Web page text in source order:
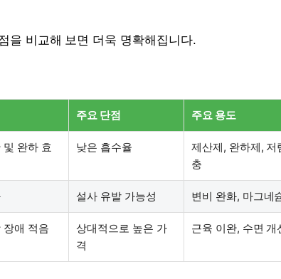
을 비교해 보면 더욱 명확해집니다.
주요 단점 주요 용도
완하 효
낮은 흡수율
제산제, 완하제, 저
충
설사 유발 가능성 변비 완화, 마그네
장애 적음
상대적으로 높은 가
격
근육 이완, 수면